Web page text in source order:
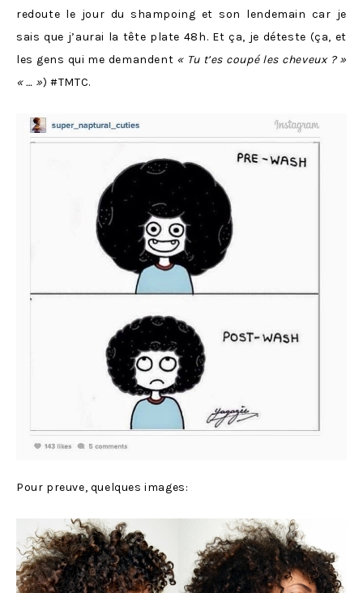
redoute le jour du shampoing et son lendemain car je
sais que j’aurai la tête plate 48h. Et ça, je déteste (ça, et
les gens qui me demandent « Tu t’es coupé les cheveux ? »
« … ») #TMTC.
Pour preuve, quelques images: